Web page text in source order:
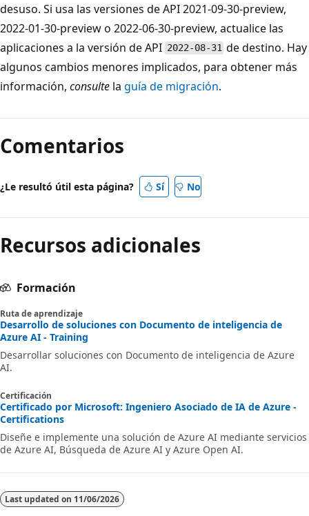
desuso. Si usa las versiones de API 2021-09-30-preview,
2022-01-30-preview o 2022-06-30-preview, actualice las
aplicaciones a la versión de API 2022-08-31 de destino. Hay
algunos cambios menores implicados, para obtener más
información, consulte la guía de migración.
Comentarios
¿Le resultó útil esta página? Sí No
Recursos adicionales
Formación
Ruta de aprendizaje
Desarrollo de soluciones con Documento de inteligencia de
Azure AI - Training
Desarrollar soluciones con Documento de inteligencia de Azure
AI.
Certificación
Certificado por Microsoft: Ingeniero Asociado de IA de Azure -
Certifications
Diseñe e implemente una solución de Azure AI mediante servicios
de Azure AI, Búsqueda de Azure AI y Azure Open AI.
Last updated on 11/06/2026